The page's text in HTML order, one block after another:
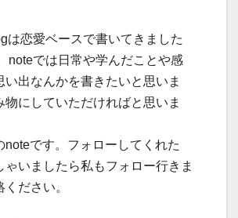
は恋愛ベースで書いてきました
noteでは日常や学んだことや感
い出なんかを書きたいと思いま
物にしていただければと思いま
noteです。フォローしてくれた
ゃいましたら私もフォロー行きま
ださい。